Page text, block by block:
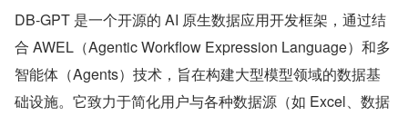
DB-GPT 是一个开源的 AI 原生数据应用开发框架，通过结
合 AWEL（Agentic Workflow Expression Language）和多
智能体（Agents）技术，旨在构建大型模型领域的数据基
础设施。它致力于简化用户与各种数据源（如 Excel、数据